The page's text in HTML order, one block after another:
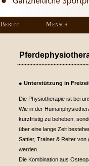
Beritt Mensch
● Unterstützung in
Die Physiotherapie ist bei
Wie in der
kurzfristig zu beheben,
über eine lange Zeit
Sattler, Trainer & Reiter
werden.
Die Kombination aus